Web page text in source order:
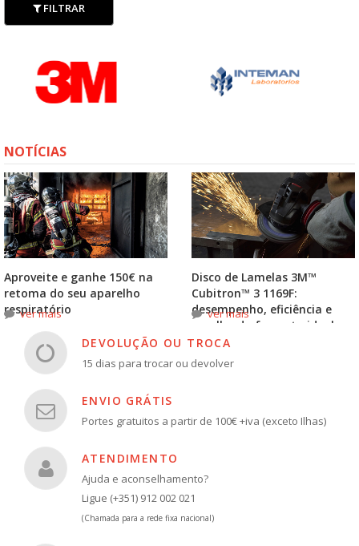
FILTRAR
NOTÍCIAS
Aproveite e ganhe 150€ na
retoma do seu aparelho
respiratório
ver mais
Disco de Lamelas 3M™
Cubitron™ 3 1169F:
desempenho, eficiência e
escolha do formato ideal
ver mais
DEVOLUÇÃO OU TROCA
15 dias para trocar ou devolver
ENVIO GRÁTIS
Portes gratuitos a partir de 100€ +iva (exceto Ilhas)
ATENDIMENTO
Ajuda e aconselhamento?
Ligue (+351) 912 002 021
(Chamada para a rede fixa nacional)